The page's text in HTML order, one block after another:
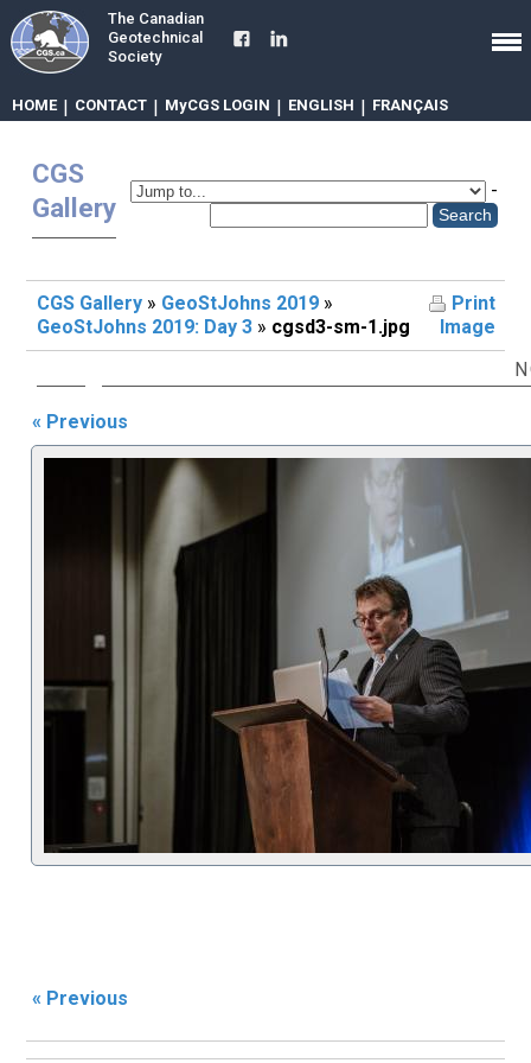
The Canadian
Geotechnical
Society
HOME | CONTACT | MyCGS LOGIN | ENGLISH | FRANÇAIS
CGS
Gallery
-
CGS Gallery » GeoStJohns 2019 »
GeoStJohns 2019: Day 3 » cgsd3-sm-1.jpg
Print
Image
« Previous
« Previous